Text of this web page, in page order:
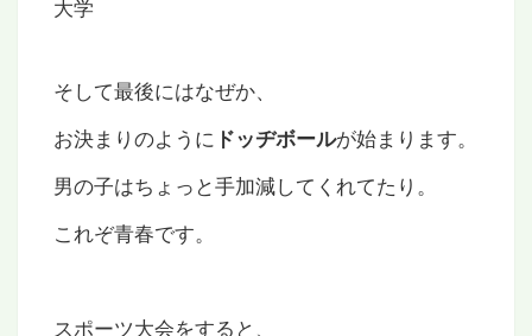
そして最後にはなぜか、
お決まりのように ドッヂボールが始まります。
男の子はちょっと手加減してくれてたり。
これぞ青春です。
スポーツ大会をすると、